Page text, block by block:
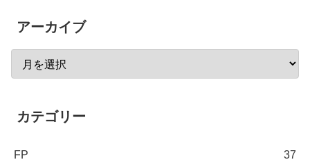
アーカイブ
カテゴリー
FP 37